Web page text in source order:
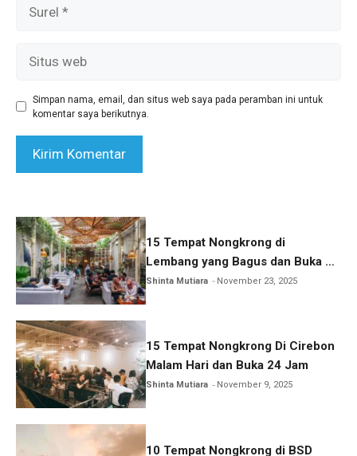
web
Simpan nama, email, dan situs web saya pada peramban ini untuk
komentar saya berikutnya.
15 Tempat Nongkrong di
Lembang yang Bagus dan Buka 24
Jam
Shinta Mutiara November 23, 2025
15 Tempat Nongkrong Di Cirebon
Malam Hari dan Buka 24 Jam
Shinta Mutiara November 9, 2025
10 Tempat Nongkrong di BSD